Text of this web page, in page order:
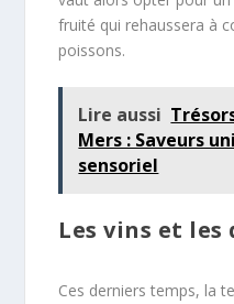
fruité qui rehaussera à
poissons.
Lire aussi
Mers : Saveurs
sensoriel
Les vins et les
Ces derniers temps, la